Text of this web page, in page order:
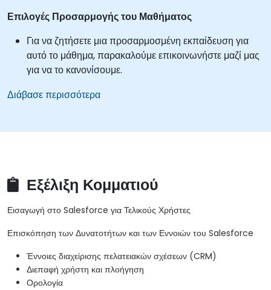
Επιλογές Προσαρμογής του Μαθήματος
Για να ζητήσετε μια προσαρμοσμένη εκπαίδευση για
αυτό το μάθημα, παρακαλούμε επικοινωνήστε μαζί μας
για να το κανονίσουμε.
Διάβασε περισσότερα
Εξέλιξη Κομματιού
Εισαγωγή στο Salesforce για Τελικούς Χρήστες
Επισκόπηση των Δυνατοτήτων και των Εννοιών του Salesforce
Έννοιες διαχείρισης πελατειακών σχέσεων (CRM)
Διεπαφή χρήστη και πλοήγηση
Ορολογία